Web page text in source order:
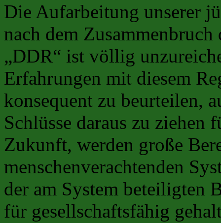
Die Aufarbeitung unserer
nach dem
„DDR“ ist völlig
Erfahrungen mit diesem
konsequent zu beurteilen,
Schlüsse daraus zu ziehen
Zukunft, werden große
menschenverachtenden
der am System beteiligten
für gesellschaftsfähig